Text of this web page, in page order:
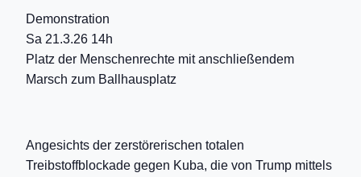
Demonstration
Sa 21.3.26 14h
Platz der Menschenrechte mit anschließendem
Marsch zum Ballhausplatz
Angesichts der zerstörerischen totalen
Treibstoffblockade gegen Kuba, die von Trump mittels